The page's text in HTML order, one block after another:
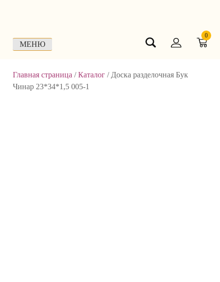
МЕНЮ
0
Главная страница /Каталог / Доска разделочная Бук
Чинар 23*34*1,5 005-1